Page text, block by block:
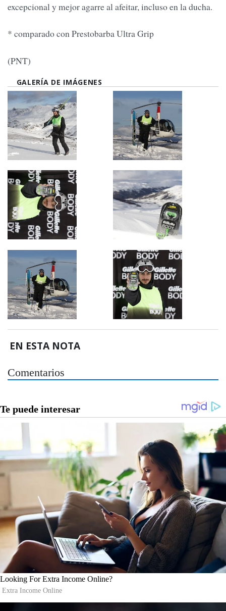
excepcional y mejor agarre al afeitar, incluso en la ducha.
* comparado con Prestobarba Ultra Grip
(PNT)
GALERÍA DE IMÁGENES
EN ESTA NOTA
Comentarios